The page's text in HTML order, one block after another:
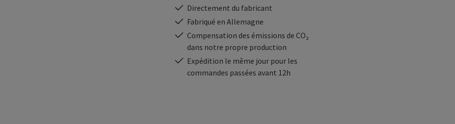
Directement du fabricant
Fabriqué en Allemagne
Compensation des émissions de CO₂
dans notre propre production
Expédition le même jour pour les
commandes passées avant 12h